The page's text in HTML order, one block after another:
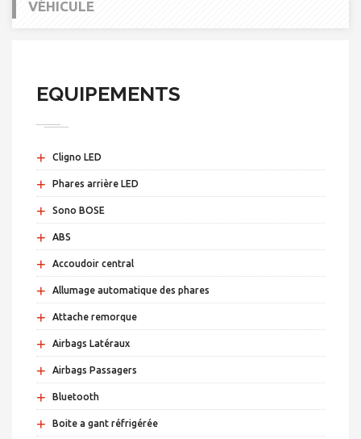
VÉHICULE
EQUIPEMENTS
+ Cligno LED
+ Phares arrière LED
+ Sono BOSE
+ ABS
+ Accoudoir central
+ Allumage automatique des phares
+ Attache remorque
+ Airbags Latéraux
+ Airbags Passagers
+ Bluetooth
+ Boite a gant réfrigérée